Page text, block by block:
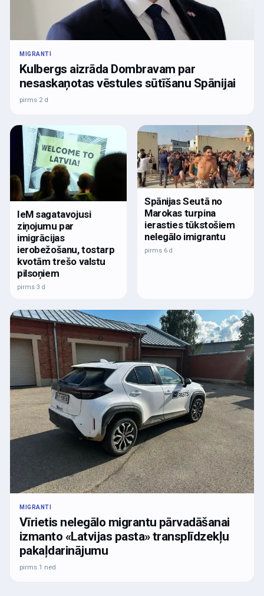
MIGRANTI
Kulbergs aizrāda Dombravam par
nesaskaņotas vēstules sūtīšanu Spānijai
pirms 2 d
IeM sagatavojusi
ziņojumu par
imigrācijas
ierobežošanu, tostarp
kvotām trešo valstu
pilsoņiem
pirms 3 d
Spānijas Seutā no
Marokas turpina
ierasties tūkstošiem
nelegālo imigrantu
pirms 6 d
MIGRANTI
Vīrietis nelegālo migrantu pārvadāšanai
izmanto «Latvijas pasta» transplīdzekļu
pakaļdarinājumu
pirms 1 ned